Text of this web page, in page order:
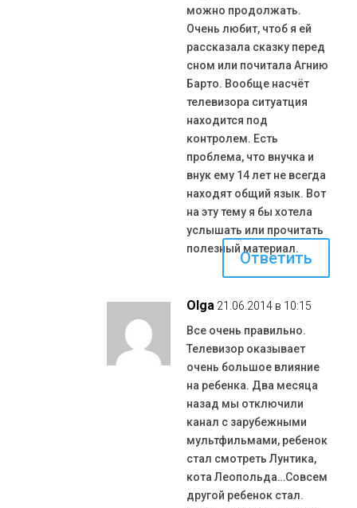
можно продолжать.
Очень любит, чтоб я ей
рассказала сказку перед
сном или почитала Агнию
Барто. Вообще насчёт
телевизора ситуатция
находится под
контролем. Есть
проблема, что внучка и
внук ему 14 лет не всегда
находят общий язык. Вот
на эту тему я бы хотела
услышать или прочитать
полезный материал.
Ответить
Olga 21.06.2014 в 10:15
Все очень правильно.
Телевизор оказывает
очень большое влияние
на ребенка. Два месяца
назад мы отключили
канал с зарубежными
мультфильмами, ребенок
стал смотреть Лунтика,
кота Леопольда…Совсем
другой ребенок стал.